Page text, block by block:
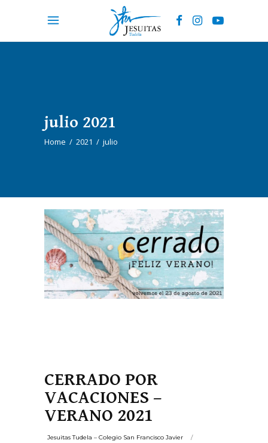
julio 2021
Home / 2021 / julio
CERRADO POR
VACACIONES –
VERANO 2021
Jesuitas Tudela – Colegio San Francisco Javier